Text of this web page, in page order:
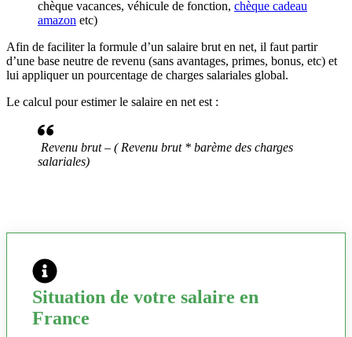
chèque vacances, véhicule de fonction, chèque cadeau
amazon etc)
Afin de faciliter la formule d’un salaire brut en net, il faut partir
d’une base neutre de revenu (sans avantages, primes, bonus, etc) et
lui appliquer un pourcentage de charges salariales global.
Le calcul pour estimer le salaire en net est :
Revenu brut – ( Revenu brut * barème des charges
salariales)
Situation de votre salaire en
France